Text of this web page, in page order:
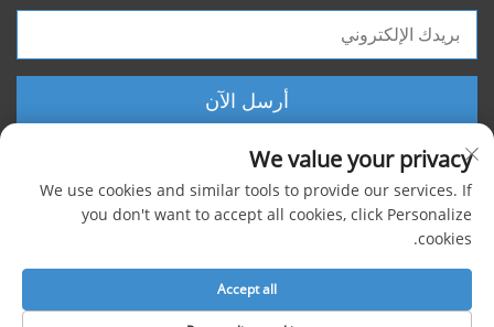
أرسل الآن
We value your privacy
We use cookies and similar tools to provide our services. If
you don't want to accept all cookies, click Personalize
cookies.
Accept all